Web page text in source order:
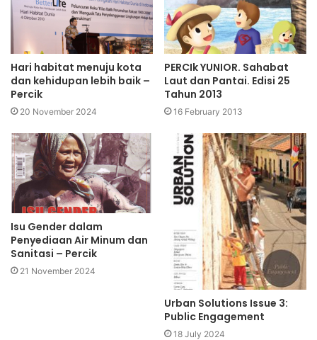
Hari habitat menuju kota
dan kehidupan lebih baik –
Percik
20 November 2024
PERCIk YUNIOR. Sahabat
Laut dan Pantai. Edisi 25
Tahun 2013
16 February 2013
Isu Gender dalam
Penyediaan Air Minum dan
Sanitasi – Percik
21 November 2024
Urban Solutions Issue 3:
Public Engagement
18 July 2024